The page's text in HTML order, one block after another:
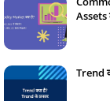
Assets
Trend